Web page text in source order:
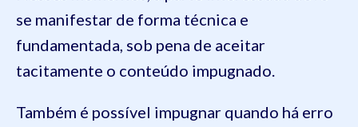
se manifestar de forma técnica e
fundamentada, sob pena de aceitar
tacitamente o conteúdo impugnado.
Também é possível impugnar quando há erro